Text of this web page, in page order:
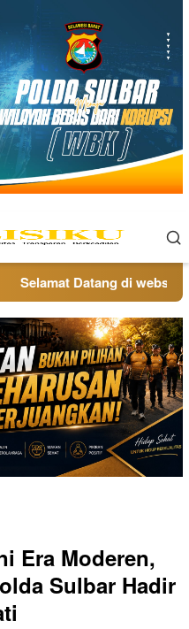
Selamat Datang di website
Era Moderen,
Sulbar Hadir